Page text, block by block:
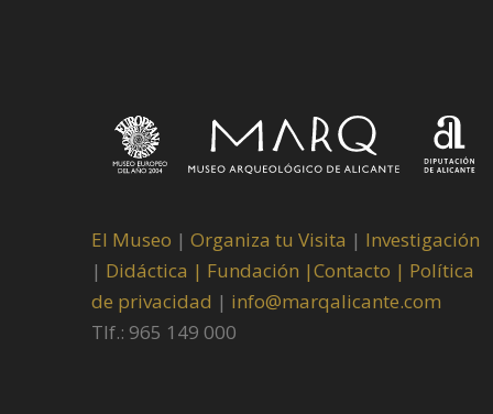
El Museo | Organiza tu Visita | Investigación
| Didáctica | Fundación |Contacto | Política
de privacidad | info@marqalicante.com
Tlf.: 965 149 000